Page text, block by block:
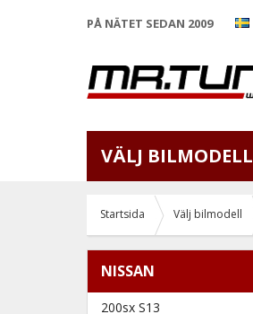
PÅ NÄTET SEDAN 2009
VÄLJ BILMODELL
Startsida Välj bilmodell
NISSAN
200sx S13